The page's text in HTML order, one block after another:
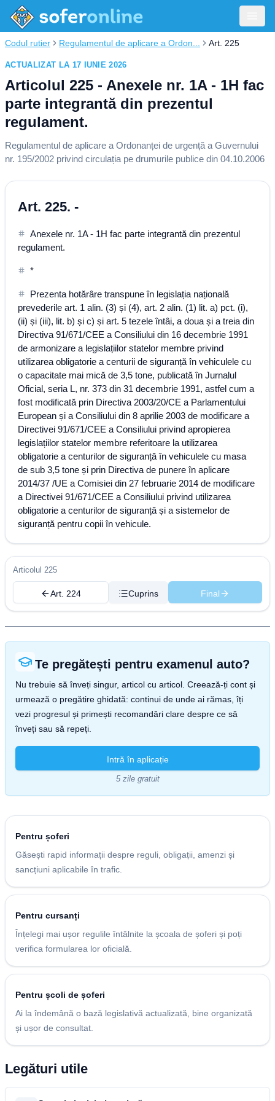
Codul rutier Regulamentul de aplicare a Ordon... Art. 225
ACTUALIZAT LA 17 IUNIE 2026
Articolul 225 - Anexele nr. 1A - 1H fac
parte integrantă din prezentul
regulament.
Regulamentul de aplicare a Ordonanței de urgență a Guvernului
nr. 195/2002 privind circulația pe drumurile publice din 04.10.2006
Art. 225. -
Anexele nr. 1A - 1H fac parte integrantă din prezentul
regulament.
*
Prezenta hotărâre transpune în legislația națională
prevederile art. 1 alin. (3) și (4), art. 2 alin. (1) lit. a) pct. (i),
(ii) și (iii), lit. b) și c) și art. 5 tezele întâi, a doua și a treia din
Directiva 91/671/CEE a Consiliului din 16 decembrie 1991
de armonizare a legislațiilor statelor membre privind
utilizarea obligatorie a centurii de siguranță în vehiculele cu
o capacitate mai mică de 3,5 tone, publicată în Jurnalul
Oficial, seria L, nr. 373 din 31 decembrie 1991, astfel cum a
fost modificată prin Directiva 2003/20/CE a Parlamentului
European și a Consiliului din 8 aprilie 2003 de modificare a
Directivei 91/671/CEE a Consiliului privind apropierea
legislațiilor statelor membre referitoare la utilizarea
obligatorie a centurilor de siguranță în vehiculele cu masa
de sub 3,5 tone și prin Directiva de punere în aplicare
2014/37 /UE a Comisiei din 27 februarie 2014 de modificare
a Directivei 91/671/CEE a Consiliului privind utilizarea
obligatorie a centurilor de siguranță și a sistemelor de
siguranță pentru copii în vehicule.
Articolul 225
Art. 224 Cuprins Final
Te pregătești pentru examenul auto?
Nu trebuie să înveți singur, articol cu articol. Creează-ți cont și
urmează o pregătire ghidată: continui de unde ai rămas, îți
vezi progresul și primești recomandări clare despre ce să
înveți sau să repeți.
Intră în aplicație
5 zile gratuit
Pentru șoferi
Găsești rapid informații despre reguli, obligații, amenzi și
sancțiuni aplicabile în trafic.
Pentru cursanți
Înțelegi mai ușor regulile întâlnite la școala de șoferi și poți
verifica formularea lor oficială.
Pentru școli de șoferi
Ai la îndemână o bază legislativă actualizată, bine organizată
și ușor de consultat.
Legături utile